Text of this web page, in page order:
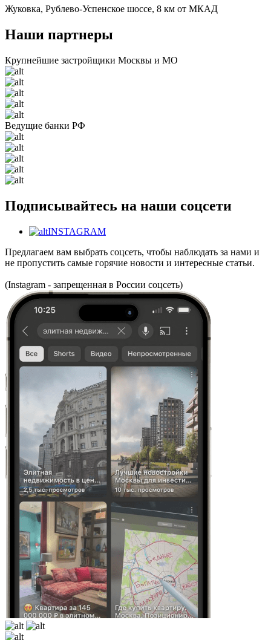
Жуковка, Рублево-Успенское шоссе, 8 км от МКАД
Наши партнеры
Крупнейшие застройщики Москвы и МО
Ведущие банки РФ
Подписывайтесь на наши соцсети
INSTAGRAM
Предлагаем вам выбрать соцсеть, чтобы наблюдать за нами и
не пропустить самые горячие новости и интересные статьи.
(Instagram - запрещенная в России соцсеть)